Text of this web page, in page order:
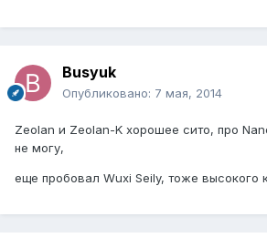
Busyuk
Опубликовано: 7 мая, 2014
Zeolan и Zeolan-K хорошее сито, про
не могу,
еще пробовал Wuxi Seily, тоже высокого